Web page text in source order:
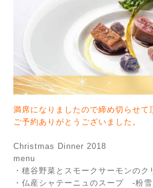
満席になりましたので締め切らせて
ご予約ありがとうございました。
Christmas Dinner 2018
menu
・穂谷野菜とスモークサーモンのク
・仏産シャテーニュのスープ -粉